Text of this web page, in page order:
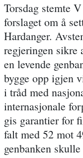
Torsdag stemte
forslaget om å
Hardanger.
regjeringen sikre
en levende
bygge opp igjen
i tråd med
internasjonale
gis garantier for
falt med 52 mot
genbanken